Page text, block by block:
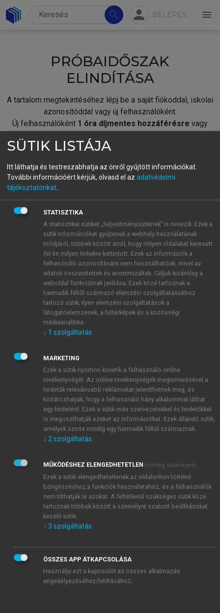
search person BELÉPÉS menu
PRÓBAIDŐSZAK
ELINDÍTÁSA
A tartalom megtekintéséhez lépj be a saját fiókoddal, iskolai
azonosítóddal vagy új felhasználóként.
Új felhasználóként 1 óra díjmentes hozzáférésre vagy
fiókoddal,vagy hozz létre új fiókot.
A regisztráció után apróbaidőszakautomatikusan
BELÉPÉS SAJÁT FIÓKKAL
ÚJ FIÓK LÉTREHOZÁSA
1 óra díjmentes hozzáférés
E-MAIL-CÍM
JELSZÓ
JELSZÓ ÚJRA
Kérek értesítést a MeRSZ újdonságairól, akcióiról.
Kérek értesítést az Akadémiai Kiadó Zrt. újdonságairól,
Adatkezelési tájékoztatóbanfoglaltakat tudomásul
veszem és elfogadom.
Általános vásárlási feltételeket, valamint a szotar.netés a
mersz.huoldalak licencszerződéseiben foglaltakat
tudomásul veszem és elfogadom.
KIPRÓBÁLOM
SÜTIK LISTÁJA
Itt láthatja és testreszabhatja az önről gyűjtött információkat.
További információért kérjük, olvasd el az adatvédelmi
tájékoztatónkat
STATISZTIKA
A statisztikai sütiket „teljesítménysütiknek” is nevezik. Ezek a
sütik információkat gyűjtenek a webhely használatának
módjáról, többek között arról, hogy milyen oldalakat keresett
fel és milyen linkekre kattintott. Ezek az információk a
felhasználó azonosítására nem használhatóak, mivel az
adatok összesítettek és anonimizáltak. Céljuk kizárólag a
weboldal funkcióinak javítása. Ezek közé tartoznak a
harmadik féltől származó elemzési szolgáltatásokhoz
tartozó sütik; ilyen elemzési szolgáltatások a
látogatóelemzések, a hőtérképek és a közösségi
médiaanalitika.
↓ 1 szolgáltatás
MARKETING
Ezek a sütik nyomon követik a felhasználó online
tevékenységét. Az online tevékenységek megismerésével a
hirdetők relevánsabb reklámokat jeleníthetnek meg, és
korlátozhatják, hogy a felhasználó hány alkalommal láthat
egy hirdetést. Ezek a sütik más szervezetekkel és hirdetőkkel
is megoszthatják ezeket az információkat. Ezek állandó sütik,
amelyek szinte mindig egy harmadik féltől származnak.
↓ 2 szolgáltatás
MŰKÖDÉSHEZ ELENGEDHETETLEN (mindig szükséges)
Ezek a sütik elengedhetetlenek az oldalunkon történő
böngészéshez,a funkciók használatához, és a felhasználók
nem tilthatják le azokat. A feltétlenül szükséges sütik közé
tartoznak többek között a személyre szabott beállításokat
kezelő sütik.
↓ 3 szolgáltatás
ÖSSZES APP ÁTKAPCSOLÁSA
Használja ezt a kapcsolót az összes alkalmazás
engedélyezéséhez/letiltásához.